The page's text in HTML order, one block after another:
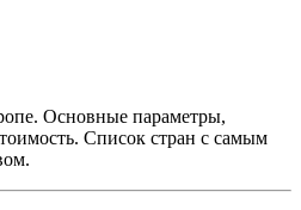
Основные параметры,
Список стран с самым